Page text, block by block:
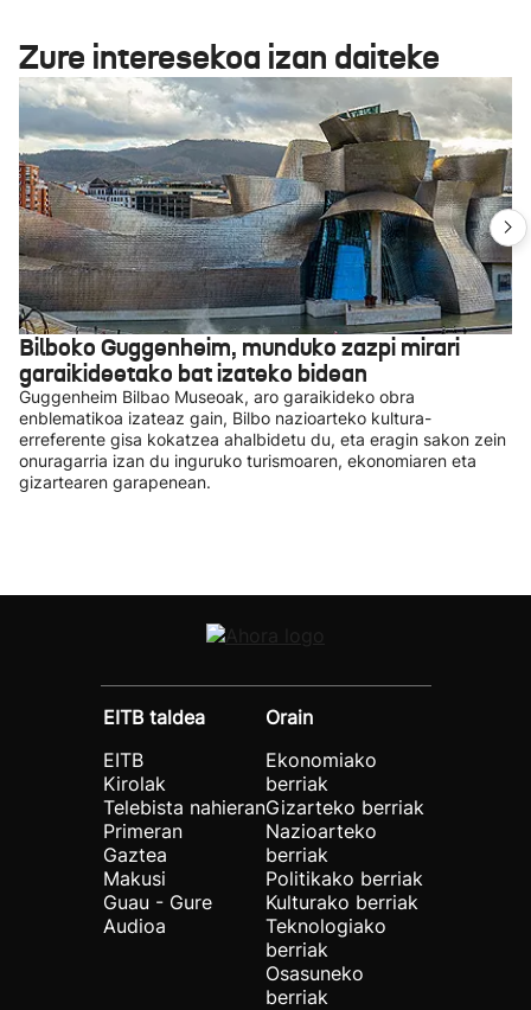
Zure interesekoa izan daiteke
Bilboko Guggenheim, munduko zazpi mirari
garaikideetako bat izateko bidean
Guggenheim Bilbao Museoak, aro garaikideko obra
enblematikoa izateaz gain, Bilbo nazioarteko kultura-
erreferente gisa kokatzea ahalbidetu du, eta eragin sakon zein
onuragarria izan du inguruko turismoaren, ekonomiaren eta
gizartearen garapenean.
EITB taldea
EITB
Kirolak
Telebista nahieran
Primeran
Gaztea
Makusi
Guau - Gure
Audioa
Orain
Ekonomiako
berriak
Gizarteko berriak
Nazioarteko
berriak
Politikako berriak
Kulturako berriak
Teknologiako
berriak
Osasuneko
berriak